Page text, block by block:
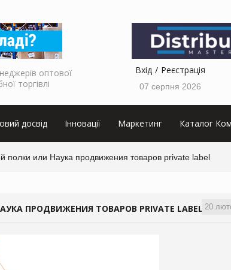
оптової
торгівлі
Вхід Реєстрація
07 серпня 2026
досвід Інновації Маркетинг Каталог
полки или Наука продвижения товаров private label
20
ПРОДВИЖЕНИЯ ТОВАРОВ PRIVATE LABEL